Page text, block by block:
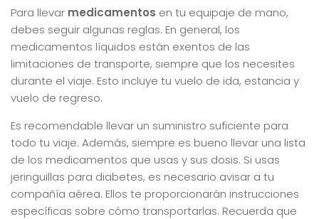
Para llevar medicamentos en tu equipaje de mano,
debes seguir algunas reglas. En general, los
medicamentos líquidos están exentos de las
limitaciones de transporte, siempre que los necesites
durante el viaje. Esto incluye tu vuelo de ida, estancia y
vuelo de regreso.
Es recomendable llevar un suministro suficiente para
todo tu viaje. Además, siempre es bueno llevar una lista
de los medicamentos que usas y sus dosis. Si usas
jeringuillas para diabetes, es necesario avisar a tu
compañía aérea. Ellos te proporcionarán instrucciones
específicas sobre cómo transportarlas. Recuerda que